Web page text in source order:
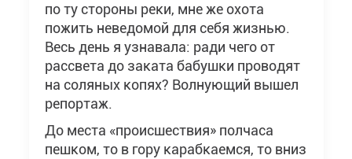
по ту стороны реки, мне же охота
пожить неведомой для себя жизнью.
Весь день я узнавала: ради чего от
рассвета до заката бабушки проводят
на соляных копях? Волнующий вышел
репортаж.
До места «происшествия» полчаса
пешком, то в гору карабкаемся, то вниз